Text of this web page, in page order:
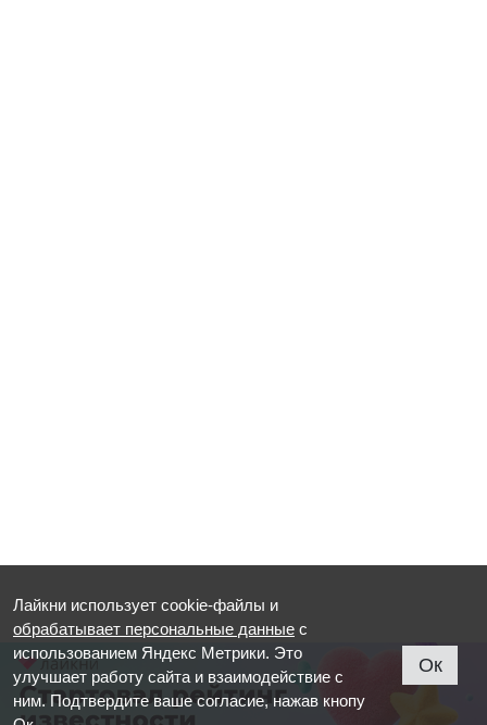
Лайкни использует cookie-файлы и
обрабатывает персональные данные с
использованием Яндекс Метрики. Это
улучшает работу сайта и взаимодействие с
ним. Подтвердите ваше согласие, нажав кнопу
Ок